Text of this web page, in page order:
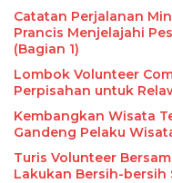
​Catatan Perjalanan
Prancis Menjelajahi
(Bagian 1)
Lombok Volunteer
Perpisahan untuk
Kembangkan Wisata
Gandeng Pelaku
Turis Volunteer
Lakukan Bersih-bersih